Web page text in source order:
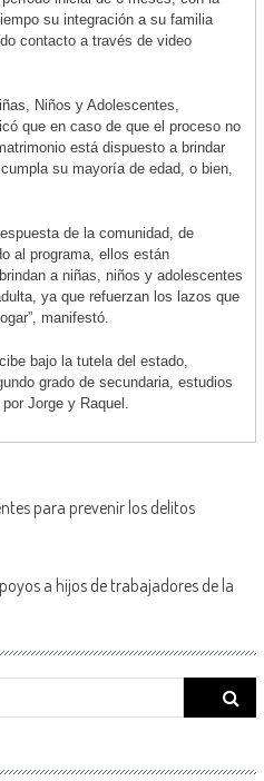
su integración a su familia
contacto a través de video
Niños y Adolescentes,
que en caso de que el proceso no
está dispuesto a brindar
su mayoría de edad, o bien,
de la comunidad, de
al programa, ellos están
a niñas, niños y adolescentes
ya que refuerzan los lazos que
manifestó.
bajo la tutela del estado,
grado de secundaria, estudios
Jorge y Raquel.
para prevenir los delitos
a hijos de trabajadores de la
Search